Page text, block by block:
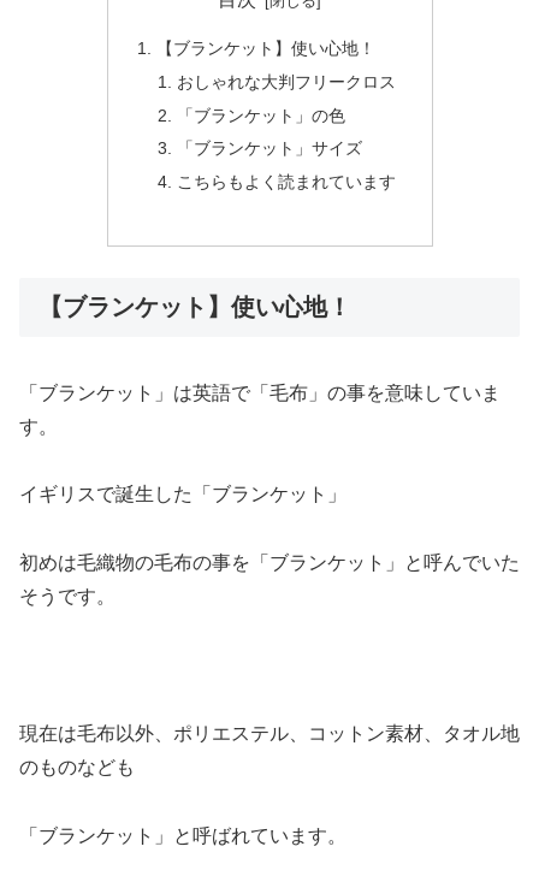
【ブランケット】使い心地！
おしゃれな大判フリークロス
「ブランケット」の色
「ブランケット」サイズ
こちらもよく読まれています
【ブランケット】使い心地！
「ブランケット」は英語で「毛布」の事を意味していま
す。
イギリスで誕生した「ブランケット」
初めは毛織物の毛布の事を「ブランケット」と呼んでいた
そうです。
現在は毛布以外、ポリエステル、コットン素材、タオル地
のものなども
「ブランケット」と呼ばれています。